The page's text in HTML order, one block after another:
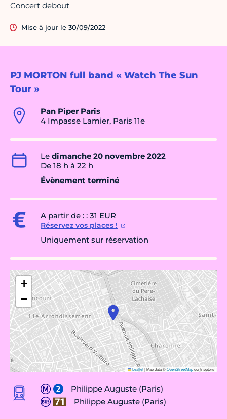
PJ MORTON full band « Watch The Sun
Tour »
Pan Piper Paris
4 Impasse Lamier, Paris 11e
Le dimanche 20 novembre 2022
De 18 h à 22 h
Évènement terminé
A partir de : : 31 EUR
Réservez vos places !
Uniquement sur réservation
+
−
Leaflet|Map data ©OpenStreetMapcontributors
Philippe Auguste (Paris)
Philippe Auguste (Paris)
Concert debout
Mise à jour le 30/09/2022